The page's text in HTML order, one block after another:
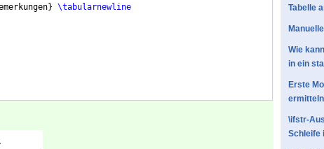
} \tabularnewline
Tabelle
Wie
in ein
Erste
ermitteln
\ifstr-
Schleife